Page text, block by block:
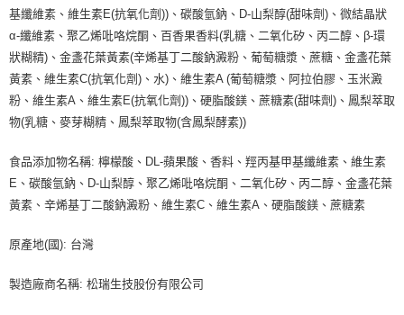
基纖維素、維生素E(抗氧化劑))、碳酸氫鈉、D-山梨醇(甜味劑)、微結晶狀
α-纖維素、聚乙烯吡咯烷酮、百香果香料(乳糖、二氧化矽、丙二醇、β-環
狀糊精)、金盞花葉黃素(辛烯基丁二酸鈉澱粉、葡萄糖漿、蔗糖、金盞花葉
黃素、維生素C(抗氧化劑)、水)、維生素A (葡萄糖漿、阿拉伯膠、玉米澱
粉、維生素A、維生素E(抗氧化劑))、硬脂酸鎂、蔗糖素(甜味劑)、鳳梨萃取
物(乳糖、麥芽糊精、鳳梨萃取物(含鳳梨酵素))
食品添加物名稱: 檸檬酸、DL-蘋果酸、香料、羥丙基甲基纖維素、維生素
E、碳酸氫鈉、D-山梨醇、聚乙烯吡咯烷酮、二氧化矽、丙二醇、金盞花葉
黃素、辛烯基丁二酸鈉澱粉、維生素C、維生素A、硬脂酸鎂、蔗糖素
原產地(國): 台灣
製造廠商名稱: 松瑞生技股份有限公司